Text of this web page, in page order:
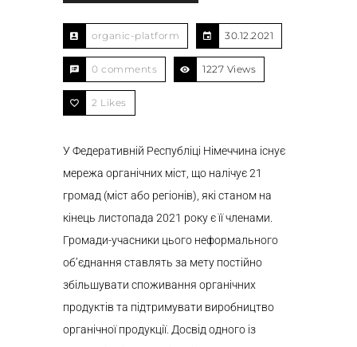
organic-platform 30.12.2021
0 comments 1227 Views
2 Likes
У Федеративній Республіці Німеччина існує
мережа органічних міст, що налічує 21
громад (міст або регіонів), які станом на
кінець листопада 2021 року є її членами.
Громади-учасники цього неформального
об’єднання ставлять за мету постійно
збільшувати споживання органічних
продуктів та підтримувати виробництво
органічної продукції. Досвід одного із